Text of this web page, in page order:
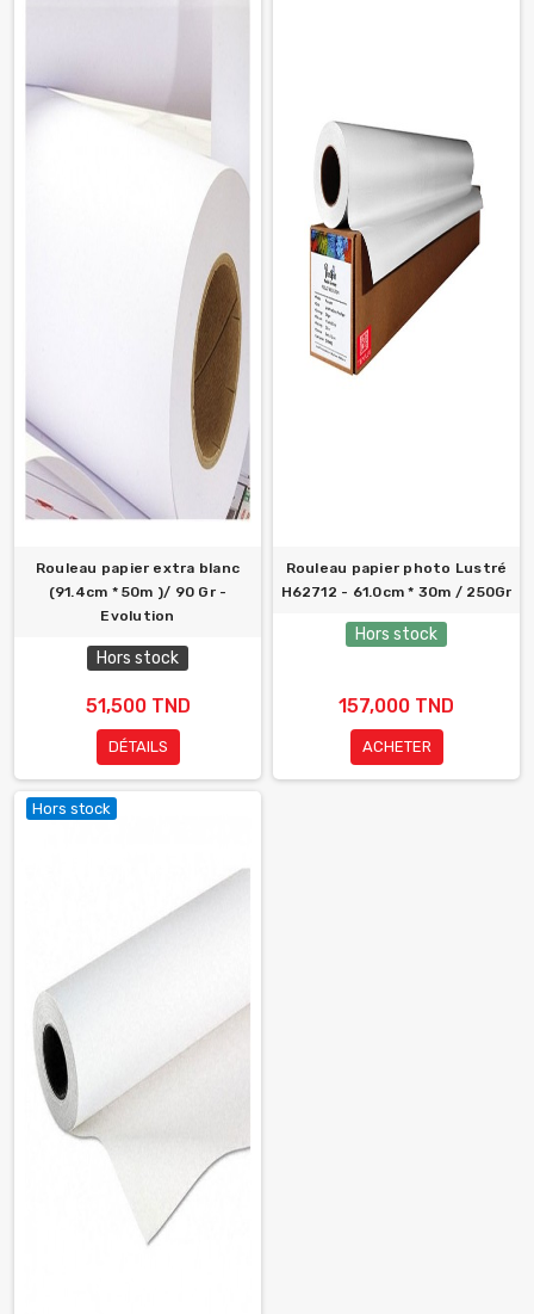
Rouleau papier extra blanc
(91.4cm * 50m )/ 90 Gr -
Evolution
Hors stock
51,500 TND
DÉTAILS
Rouleau papier photo Lustré
H62712 - 61.0cm * 30m / 250Gr
Hors stock
157,000 TND
ACHETER
Hors stock